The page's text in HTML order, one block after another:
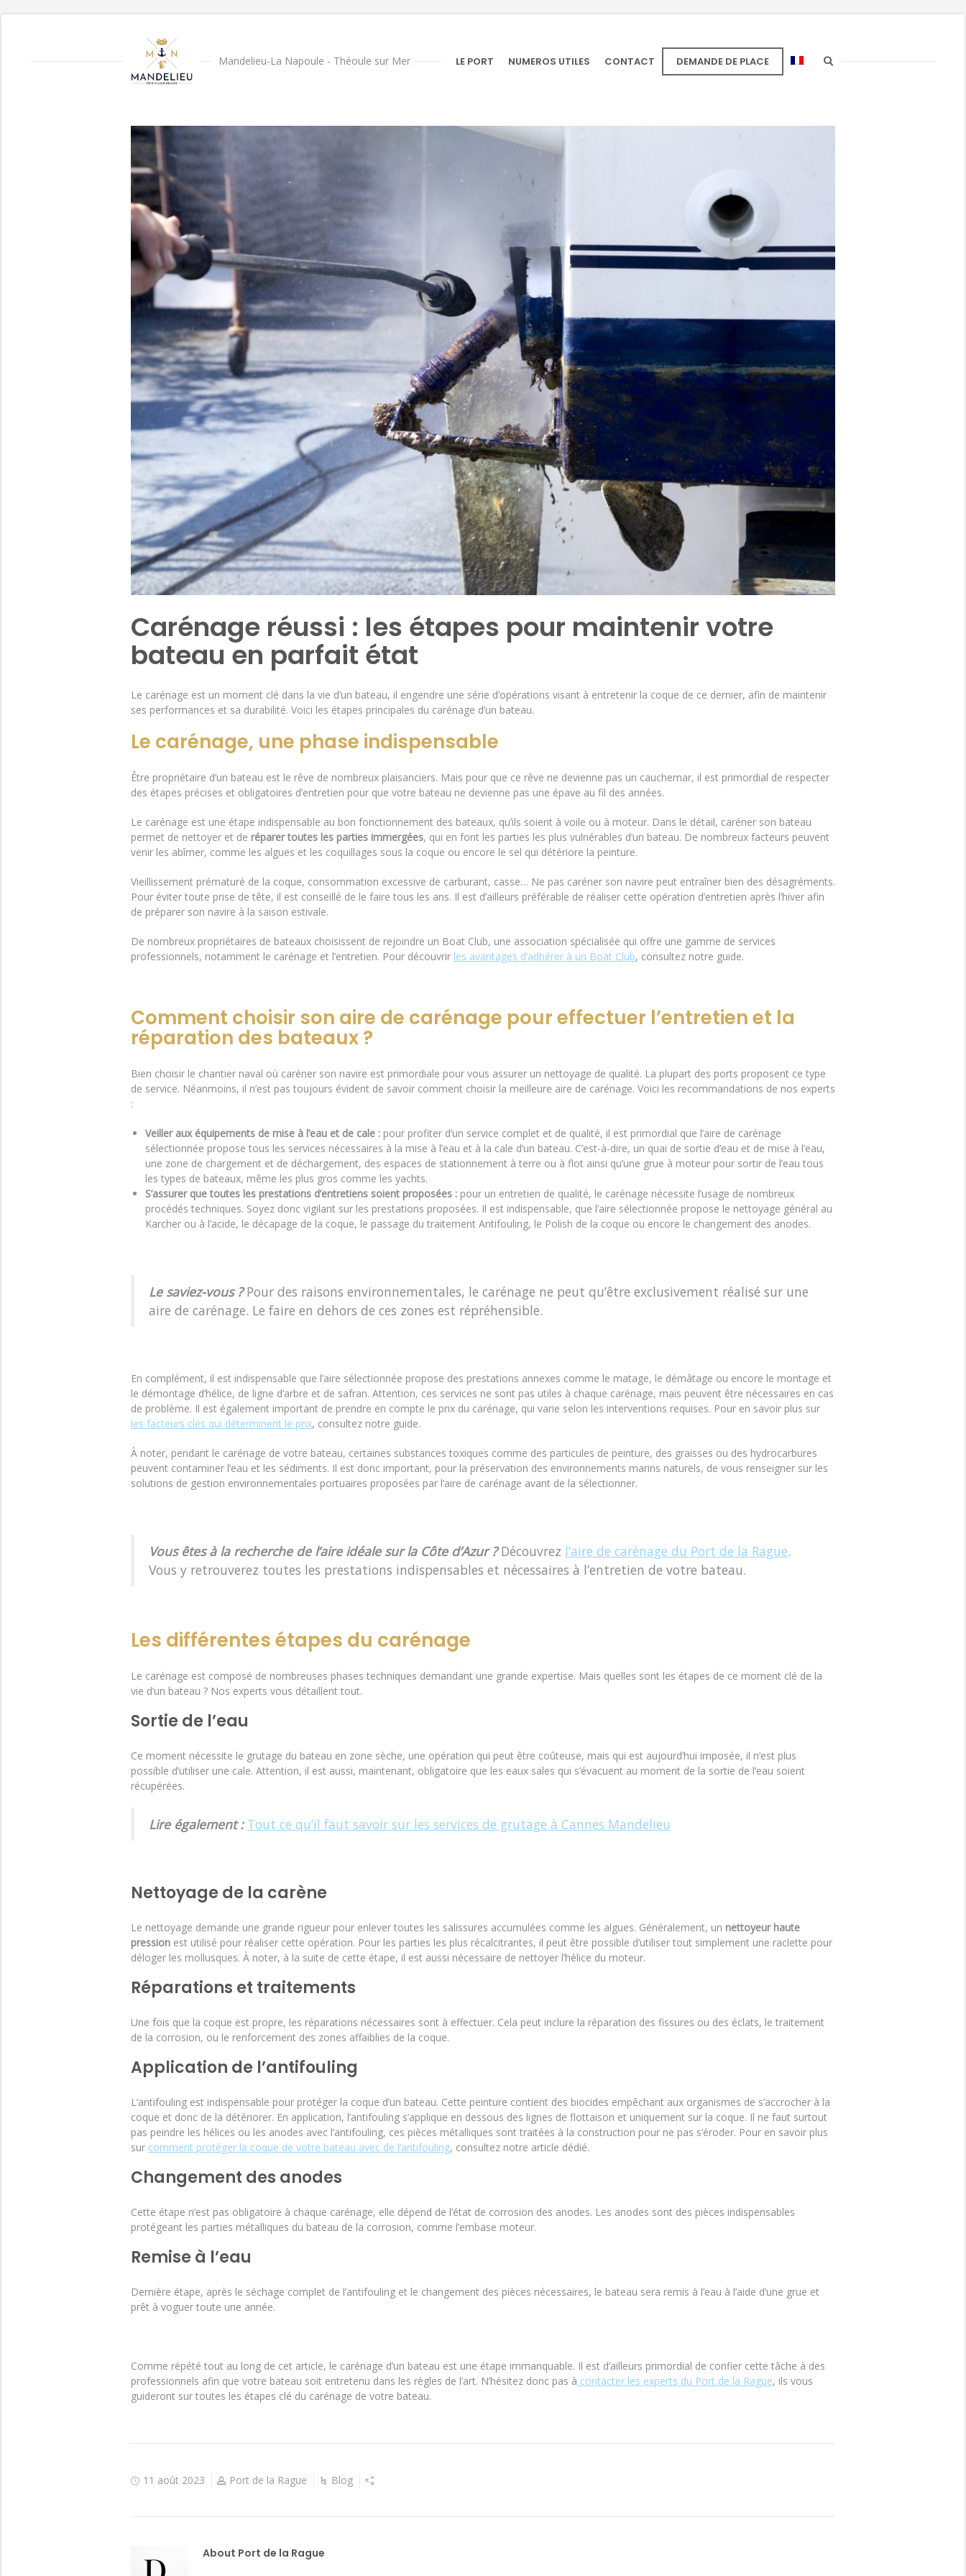
Mandelieu-La Napoule - Théoule sur Mer LE PORT NUMEROS UTILES CONTACT DEMANDE DE PLACE
Carénage réussi : les étapes pour maintenir votre
bateau en parfait état
Le carénage est un moment clé dans la vie d’un bateau, il engendre une série d’opérations visant à entretenir la coque de ce dernier, afin de maintenir
ses performances et sa durabilité. Voici les étapes principales du carénage d’un bateau.
Le carénage, une phase indispensable
Être propriétaire d’un bateau est le rêve de nombreux plaisanciers. Mais pour que ce rêve ne devienne pas un cauchemar, il est primordial de respecter
des étapes précises et obligatoires d’entretien pour que votre bateau ne devienne pas une épave au fil des années.
Le carénage est une étape indispensable au bon fonctionnement des bateaux, qu’ils soient à voile ou à moteur. Dans le détail, caréner son bateau
permet de nettoyer et de réparer toutes les parties immergées, qui en font les parties les plus vulnérables d’un bateau. De nombreux facteurs peuvent
venir les abîmer, comme les algues et les coquillages sous la coque ou encore le sel qui détériore la peinture.
Vieillissement prématuré de la coque, consommation excessive de carburant, casse… Ne pas caréner son navire peut entraîner bien des désagréments.
Pour éviter toute prise de tête, il est conseillé de le faire tous les ans. Il est d’ailleurs préférable de réaliser cette opération d’entretien après l’hiver afin
de préparer son navire à la saison estivale.
De nombreux propriétaires de bateaux choisissent de rejoindre un Boat Club, une association spécialisée qui offre une gamme de services
professionnels, notamment le carénage et l’entretien. Pour découvrir les avantages d’adhérer à un Boat Club, consultez notre guide.
Comment choisir son aire de carénage pour effectuer l’entretien et la
réparation des bateaux ?
Bien choisir le chantier naval où caréner son navire est primordiale pour vous assurer un nettoyage de qualité. La plupart des ports proposent ce type
de service. Néanmoins, il n’est pas toujours évident de savoir comment choisir la meilleure aire de carénage. Voici les recommandations de nos experts
:
Veiller aux équipements de mise à l’eau et de cale : pour profiter d’un service complet et de qualité, il est primordial que l’aire de carénage
sélectionnée propose tous les services nécessaires à la mise à l’eau et à la cale d’un bateau. C’est-à-dire, un quai de sortie d’eau et de mise à l’eau,
une zone de chargement et de déchargement, des espaces de stationnement à terre ou à flot ainsi qu’une grue à moteur pour sortir de l’eau tous
les types de bateaux, même les plus gros comme les yachts.
S’assurer que toutes les prestations d’entretiens soient proposées : pour un entretien de qualité, le carénage nécessite l’usage de nombreux
procédés techniques. Soyez donc vigilant sur les prestations proposées. Il est indispensable, que l’aire sélectionnée propose le nettoyage général au
Karcher ou à l’acide, le décapage de la coque, le passage du traitement Antifouling, le Polish de la coque ou encore le changement des anodes.
Le saviez-vous ? Pour des raisons environnementales, le carénage ne peut qu’être exclusivement réalisé sur une
aire de carénage. Le faire en dehors de ces zones est répréhensible.
En complément, il est indispensable que l’aire sélectionnée propose des prestations annexes comme le matage, le démâtage ou encore le montage et
le démontage d’hélice, de ligne d’arbre et de safran. Attention, ces services ne sont pas utiles à chaque carénage, mais peuvent être nécessaires en cas
de problème. Il est également important de prendre en compte le prix du carénage, qui varie selon les interventions requises. Pour en savoir plus sur
les facteurs clés qui déterminent le prix, consultez notre guide.
À noter, pendant le carénage de votre bateau, certaines substances toxiques comme des particules de peinture, des graisses ou des hydrocarbures
peuvent contaminer l’eau et les sédiments. Il est donc important, pour la préservation des environnements marins naturels, de vous renseigner sur les
solutions de gestion environnementales portuaires proposées par l’aire de carénage avant de la sélectionner.
Vous êtes à la recherche de l’aire idéale sur la Côte d’Azur ? Découvrez l’aire de carénage du Port de la Rague.
Vous y retrouverez toutes les prestations indispensables et nécessaires à l’entretien de votre bateau.
Les différentes étapes du carénage
Le carénage est composé de nombreuses phases techniques demandant une grande expertise. Mais quelles sont les étapes de ce moment clé de la
vie d’un bateau ? Nos experts vous détaillent tout.
Sortie de l’eau
Ce moment nécessite le grutage du bateau en zone sèche, une opération qui peut être coûteuse, mais qui est aujourd’hui imposée, il n’est plus
possible d’utiliser une cale. Attention, il est aussi, maintenant, obligatoire que les eaux sales qui s’évacuent au moment de la sortie de l’eau soient
récupérées.
Lire également : Tout ce qu’il faut savoir sur les services de grutage à Cannes Mandelieu
Nettoyage de la carène
Le nettoyage demande une grande rigueur pour enlever toutes les salissures accumulées comme les algues. Généralement, un nettoyeur haute
pression est utilisé pour réaliser cette opération. Pour les parties les plus récalcitrantes, il peut être possible d’utiliser tout simplement une raclette pour
déloger les mollusques. À noter, à la suite de cette étape, il est aussi nécessaire de nettoyer l’hélice du moteur.
Réparations et traitements
Une fois que la coque est propre, les réparations nécessaires sont à effectuer. Cela peut inclure la réparation des fissures ou des éclats, le traitement
de la corrosion, ou le renforcement des zones affaiblies de la coque.
Application de l’antifouling
L’antifouling est indispensable pour protéger la coque d’un bateau. Cette peinture contient des biocides empêchant aux organismes de s’accrocher à la
coque et donc de la détériorer. En application, l’antifouling s’applique en dessous des lignes de flottaison et uniquement sur la coque. Il ne faut surtout
pas peindre les hélices ou les anodes avec l’antifouling, ces pièces métalliques sont traitées à la construction pour ne pas s’éroder. Pour en savoir plus
sur comment protéger la coque de votre bateau avec de l’antifouling, consultez notre article dédié.
Changement des anodes
Cette étape n’est pas obligatoire à chaque carénage, elle dépend de l’état de corrosion des anodes. Les anodes sont des pièces indispensables
protégeant les parties métalliques du bateau de la corrosion, comme l’embase moteur.
Remise à l’eau
Dernière étape, après le séchage complet de l’antifouling et le changement des pièces nécessaires, le bateau sera remis à l’eau à l’aide d’une grue et
prêt à voguer toute une année.
Comme répété tout au long de cet article, le carénage d’un bateau est une étape immanquable. Il est d’ailleurs primordial de confier cette tâche à des
professionnels afin que votre bateau soit entretenu dans les règles de l’art. N’hésitez donc pas à contacter les experts du Port de la Rague, ils vous
guideront sur toutes les étapes clé du carénage de votre bateau.
11 août 2023 Port de la Rague Blog
About Port de la Rague